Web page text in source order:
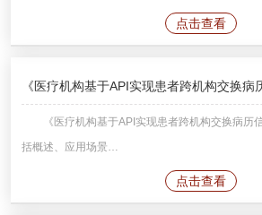
点击查看
《医疗机构基于API实现患者跨机构交换病
《医疗机构基于API实现患者跨机构交换病历
括概述、应用场景…
点击查看